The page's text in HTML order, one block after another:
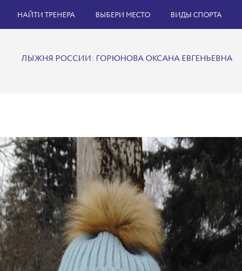
НАЙТИ ТРЕНЕРА ВЫБЕРИ МЕСТО ВИДЫ СПОРТА
ЛЫЖНЯ РОССИИ: ГОРЮНОВА ОКСАНА ЕВГЕНЬЕВНА